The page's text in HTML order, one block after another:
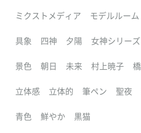
ミクストメディア モデルルーム
具象 四神 夕陽 女神シリーズ
景色 朝日 未来 村上暁子 橋
立体感 立体的 筆ペン 聖夜
青色 鮮やか 黒猫